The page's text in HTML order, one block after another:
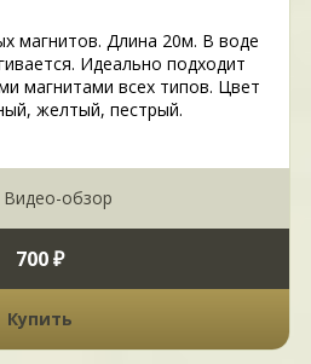
магнитов. Длина 20м. В воде
Идеально подходит
магнитами всех типов. Цвет
желтый, пестрый.
Видео-обзор
700 ₽
Купить